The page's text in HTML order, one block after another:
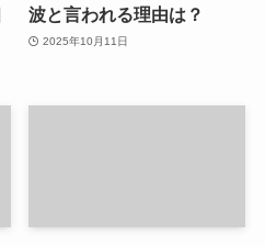
波と言われる理由は？
2025年10月11日